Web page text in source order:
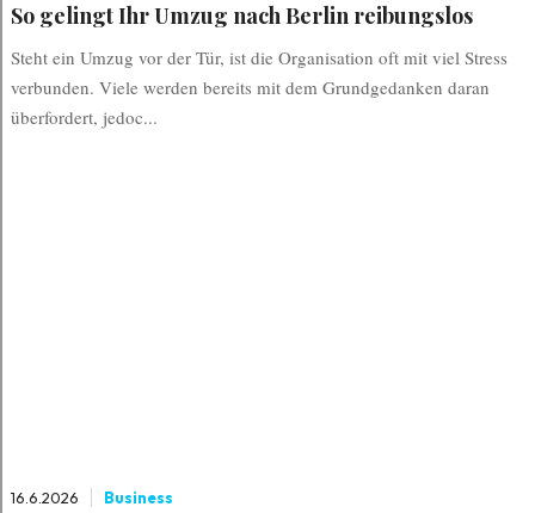
So gelingt Ihr Umzug nach Berlin reibungslos
Steht ein Umzug vor der Tür, ist die Organisation oft mit viel Stress
verbunden. Viele werden bereits mit dem Grundgedanken daran
überfordert, jedoc...
16.6.2026 Business